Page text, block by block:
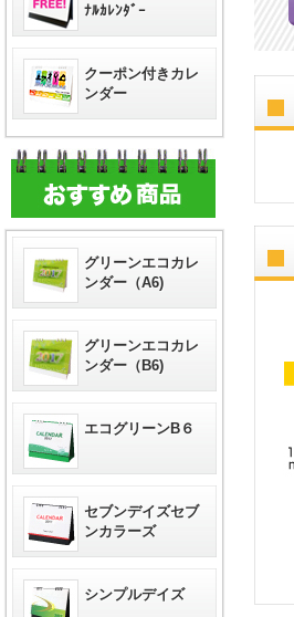
ﾅﾙｶﾚﾝﾀﾞｰ
クーポン付きカレ
ンダー
グリーンエコカレ
ンダー（A6)
グリーンエコカレ
ンダー（B6)
エコグリーンB６
セブンデイズセブ
ンカラーズ
シンプルデイズ